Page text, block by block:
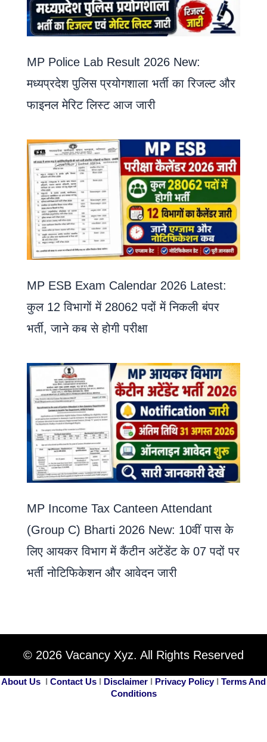
MP Police Lab Result 2026 New:
मध्यप्रदेश पुलिस प्रयोगशाला भर्ती का रिजल्ट और
फाइनल मेरिट लिस्ट आज जारी
MP ESB Exam Calendar 2026 Latest:
कुल 12 विभागों में 28062 पदों में निकली बंपर
भर्ती, जाने कब से होगी परीक्षा
MP Income Tax Canteen Attendant
(Group C) Bharti 2026 New: 10वीं पास के
लिए आयकर विभाग में कैंटीन अटेंडेंट के 07 पदों पर
भर्ती नोटिफिकेशन और आवेदन जारी
© 2026 Vacancy Xyz. All Rights Reserved
About Us I Contact Us I Disclaimer I Privacy PolicyI Terms And
Conditions